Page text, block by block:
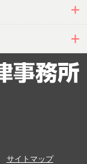
サイトマップ